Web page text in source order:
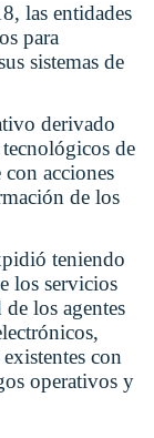
las entidades
para
sistemas de
derivado
de
acciones
de los
teniendo
los servicios
los agentes
con
operativos y